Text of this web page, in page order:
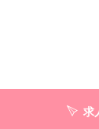
求